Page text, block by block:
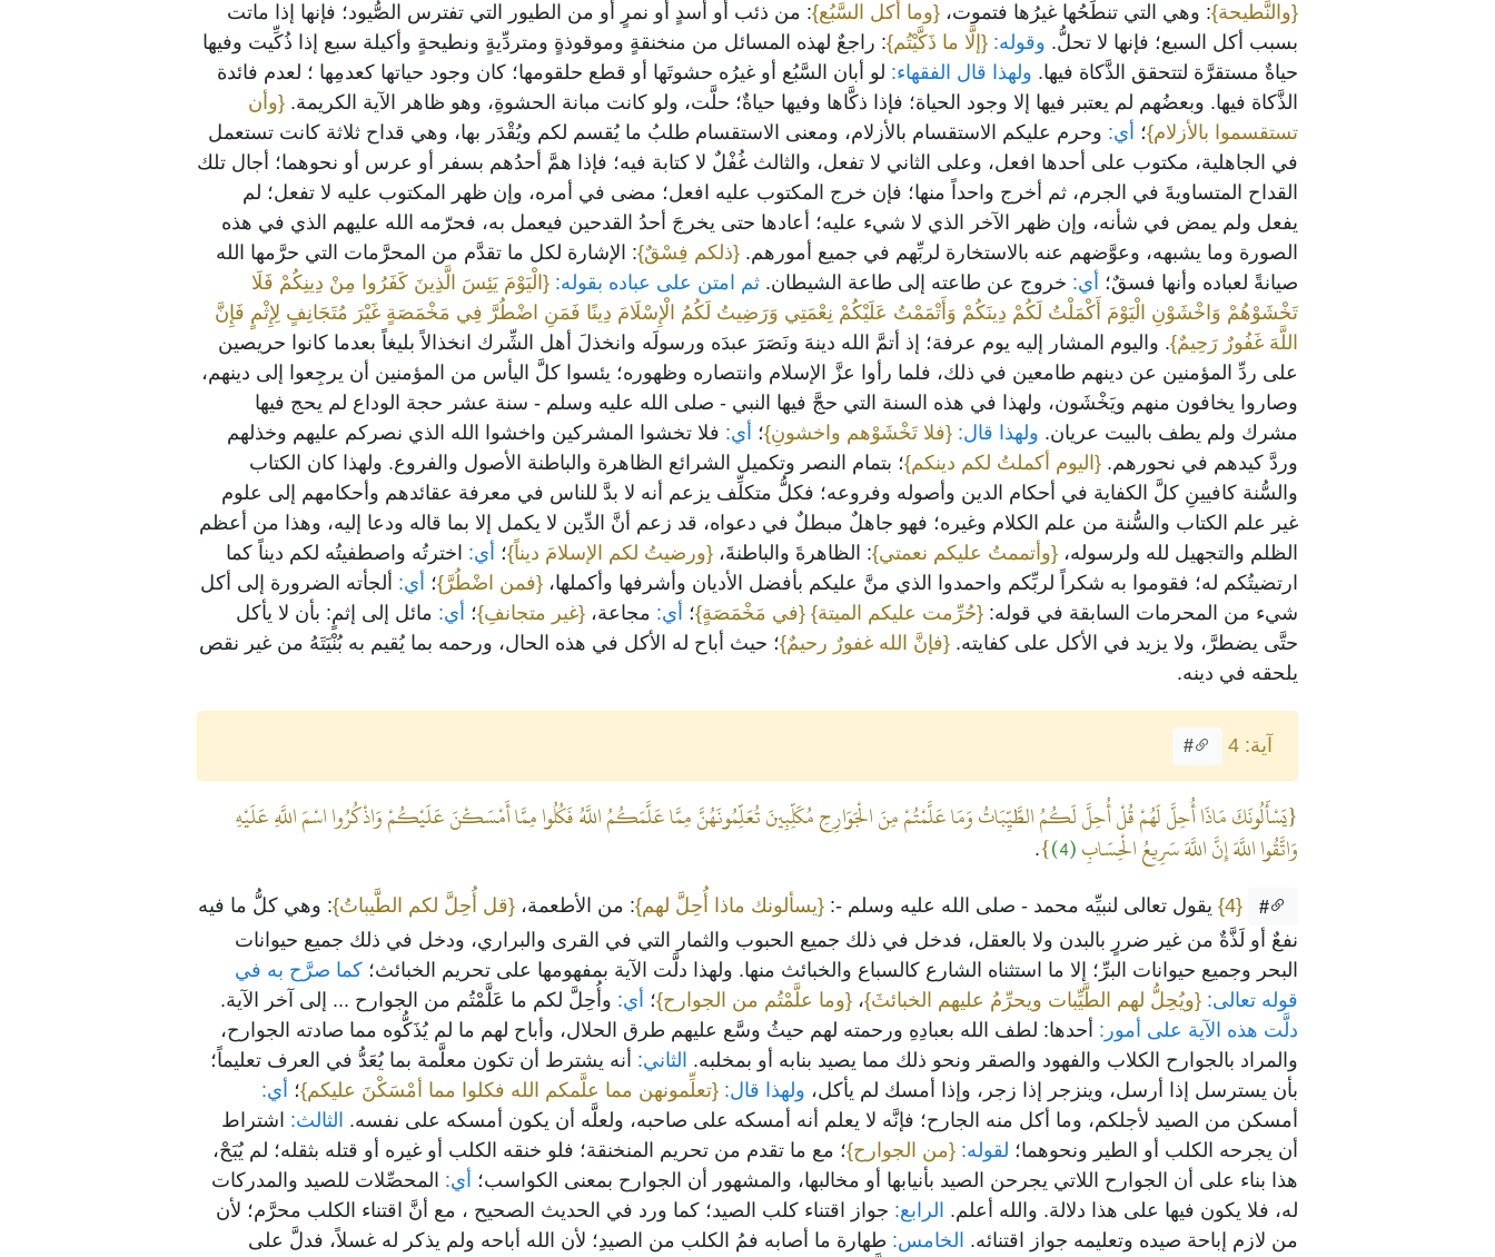
{والنَّطيحة}: وهي التي تنطَحُها غيرُها فتموت، {وما أكل السَّبُع}: من ذئب أو أسدٍ أو نمرٍ أو من الطيور التي تفترس الصُّيود؛ فإنها إذا ماتت
بسبب أكل السبع؛ فإنها لا تحلُّ. وقوله: {إلَّا ما ذَكَّيْتُم}: راجعٌ لهذه المسائل من منخنقةٍ وموقوذةٍ ومتردِّيةٍ ونطيحةٍ وأكيلة سبع إذا ذُكِّيت وفيها
حياةٌ مستقرَّة لتتحقق الذَّكاة فيها. ولهذا قال الفقهاء: لو أبان السَّبُع أو غيرُه حشوتَها أو قطع حلقومها؛ كان وجود حياتها كعدمِها ؛ لعدم فائدة
الذَّكاة فيها. وبعضُهم لم يعتبر فيها إلا وجود الحياة؛ فإذا ذكَّاها وفيها حياةٌ؛ حلَّت، ولو كانت مبانة الحشوةِ، وهو ظاهر الآية الكريمة. {وأن
تستقسموا بالأزلام}؛ أي: وحرم عليكم الاستقسام بالأزلام، ومعنى الاستقسام طلبُ ما يُقسم لكم ويُقْدَر بها، وهي قداح ثلاثة كانت تستعمل
في الجاهلية، مكتوب على أحدها افعل، وعلى الثاني لا تفعل، والثالث غُفْلٌ لا كتابة فيه؛ فإذا همَّ أحدُهم بسفر أو عرس أو نحوهما؛ أجال تلك
القداح المتساويةَ في الجرم، ثم أخرج واحداً منها؛ فإن خرج المكتوب عليه افعل؛ مضى في أمره، وإن ظهر المكتوب عليه لا تفعل؛ لم
يفعل ولم يمض في شأنه، وإن ظهر الآخر الذي لا شيء عليه؛ أعادها حتى يخرجَ أحدُ القدحين فيعمل به، فحرّمه الله عليهم الذي في هذه
الصورة وما يشبهه، وعوَّضهم عنه بالاستخارة لربِّهم في جميع أمورهم. {ذلكم فِسْقٌ}: الإشارة لكل ما تقدَّم من المحرَّمات التي حرَّمها الله
صيانةً لعباده وأنها فسقٌ؛ أي: خروج عن طاعته إلى طاعة الشيطان. ثم امتن على عباده بقوله: {الْيَوْمَ يَئِسَ الَّذِينَ كَفَرُوا مِنْ دِينِكُمْ فَلَا
تَخْشَوْهُمْ وَاخْشَوْنِ الْيَوْمَ أَكْمَلْتُ لَكُمْ دِينَكُمْ وَأَتْمَمْتُ عَلَيْكُمْ نِعْمَتِي وَرَضِيتُ لَكُمُ الْإِسْلَامَ دِينًا فَمَنِ اضْطُرَّ فِي مَخْمَصَةٍ غَيْرَ مُتَجَانِفٍ لِإِثْمٍ فَإِنَّ
اللَّهَ غَفُورٌ رَحِيمٌ}. واليوم المشار إليه يوم عرفة؛ إذ أتمَّ الله دينهَ ونَصَرَ عبدَه ورسولَه وانخذلَ أهل الشِّرك انخذالاً بليغاً بعدما كانوا حريصين
على ردِّ المؤمنين عن دينهم طامعين في ذلك، فلما رأوا عزَّ الإسلام وانتصاره وظهوره؛ يئسوا كلَّ اليأس من المؤمنين أن يرجِعوا إلى دينهم،
وصاروا يخافون منهم ويَخْشَون، ولهذا في هذه السنة التي حجَّ فيها النبي - صلى الله عليه وسلم - سنة عشر حجة الوداع لم يحج فيها
مشرك ولم يطف بالبيت عريان. ولهذا قال: {فلا تَخْشَوْهم واخشونِ}؛ أي: فلا تخشوا المشركين واخشوا الله الذي نصركم عليهم وخذلهم
وردَّ كيدهم في نحورهم. {اليوم أكملتُ لكم دينكم}؛ بتمام النصر وتكميل الشرائع الظاهرة والباطنة الأصول والفروع. ولهذا كان الكتاب
والسُّنة كافيينِ كلَّ الكفاية في أحكام الدين وأصوله وفروعه؛ فكلُّ متكلِّف يزعم أنه لا بدَّ للناس في معرفة عقائدهم وأحكامهم إلى علوم
غير علم الكتاب والسُّنة من علم الكلام وغيره؛ فهو جاهلٌ مبطلٌ في دعواه، قد زعم أنَّ الدِّين لا يكمل إلا بما قاله ودعا إليه، وهذا من أعظم
الظلم والتجهيل لله ولرسوله، {وأتممتُ عليكم نعمتي}: الظاهرةَ والباطنةَ، {ورضيتُ لكم الإسلامَ ديناً}؛ أي: اخترتُه واصطفيتُه لكم ديناً كما
ارتضيتُكم له؛ فقوموا به شكراً لربِّكم واحمدوا الذي منَّ عليكم بأفضل الأديان وأشرفها وأكملها، {فمن اضْطُرَّ}؛ أي: ألجأته الضرورة إلى أكل
شيء من المحرمات السابقة في قوله: {حُرِّمت عليكم الميتة} {في مَخْمَصَةٍ}؛ أي: مجاعة، {غير متجانفِ}؛ أي: مائل إلى إثمٍ: بأن لا يأكل
حتَّى يضطرَّ، ولا يزيد في الأكل على كفايته. {فإنَّ الله غفورٌ رحيمٌ}؛ حيث أباح له الأكل في هذه الحال، ورحمه بما يُقيم به بُنْيَتَهُ من غير نقص
يلحقه في دينه.
آية: 4 #
{يَسْأَلُونَكَ مَاذَا أُحِلَّ لَهُمْ قُلْ أُحِلَّ لَكُمُ الطَّيِّبَاتُ وَمَا عَلَّمْتُمْ مِنَ الْجَوَارِحِ مُكَلِّبِينَ تُعَلِّمُونَهُنَّ مِمَّا عَلَّمَكُمُ اللَّهُ فَكُلُوا مِمَّا أَمْسَكْنَ عَلَيْكُمْ وَاذْكُرُوا اسْمَ اللَّهِ عَلَيْهِ
وَاتَّقُوا اللَّهَ إِنَّ اللَّهَ سَرِيعُ الْحِسَابِ(4)
}
.
#
{4} يقول تعالى لنبيِّه محمد - صلى الله عليه وسلم -: {يسألونك ماذا أُحِلَّ لهم}: من الأطعمة، {قل أُحِلَّ لكم الطَّيباتُ}: وهي كلُّ ما فيه
نفعٌ أو لَذَّةٌ من غير ضررٍ بالبدن ولا بالعقل، فدخل في ذلك جميع الحبوب والثمار التي في القرى والبراري، ودخل في ذلك جميع حيوانات
البحر وجميع حيوانات البرِّ؛ إلا ما استثناه الشارع كالسباع والخبائث منها. ولهذا دلَّت الآية بمفهومها على تحريم الخبائث؛ كما صرَّح به في
قوله تعالى: {ويُحِلُّ لهم الطَّيِّبات ويحرِّمُ عليهم الخبائثَ}، {وما علَّمْتُم من الجوارح}؛ أي: وأُحِلَّ لكم ما عَلَّمْتُم من الجوارح ... إلى آخر الآية.
دلَّت هذه الآية على أمور: أحدها: لطف الله بعبادِهِ ورحمته لهم حيثُ وسَّع عليهم طرق الحلال، وأباح لهم ما لم يُذَكُّوه مما صادته الجوارح،
والمراد بالجوارح الكلاب والفهود والصقر ونحو ذلك مما يصيد بنابه أو بمخلبه. الثاني: أنه يشترط أن تكون معلَّمة بما يُعَدُّ في العرف تعليماً؛
بأن يسترسل إذا أرسل، وينزجر إذا زجر، وإذا أمسك لم يأكل، ولهذا قال: {تعلِّمونهن مما علَّمكم الله فكلوا مما أمْسَكْنَ عليكم}؛ أي:
أمسكن من الصيد لأجلكم، وما أكل منه الجارح؛ فإنَّه لا يعلم أنه أمسكه على صاحبه، ولعلَّه أن يكون أمسكه على نفسه. الثالث: اشتراط
أن يجرحه الكلب أو الطير ونحوهما؛ لقوله: {من الجوارح}؛ مع ما تقدم من تحريم المنخنقة؛ فلو خنقه الكلب أو غيره أو قتله بثقله؛ لم يُبَحْ،
هذا بناء على أن الجوارح اللاتي يجرحن الصيد بأنيابها أو مخالبها، والمشهور أن الجوارح بمعنى الكواسب؛ أي: المحصِّلات للصيد والمدركات
له، فلا يكون فيها على هذا دلالة. والله أعلم. الرابع: جواز اقتناء كلب الصيد؛ كما ورد في الحديث الصحيح ، مع أنَّ اقتناء الكلب محرَّم؛ لأن
من لازم إباحة صيده وتعليمه جواز اقتنائه. الخامس: طهارة ما أصابه فمُ الكلب من الصيدِ؛ لأن الله أباحه ولم يذكر له غسلاً، فدلَّ على